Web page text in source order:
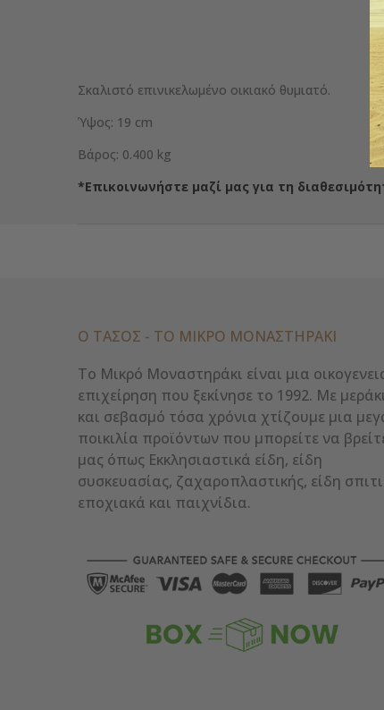
Σκαλιστό επινικελωμένο οικιακό θυμιατό.
Ύψος: 19 cm
Βάρος: 0.400 kg
*Επικοινωνήστε μαζί μας για τη
Ο ΤΑΣΟΣ - ΤΟ ΜΙΚΡΌ ΜΟΝΑΣΤΗΡΆΚΙ
Το Μικρό Μοναστηράκι είναι μια
επιχείρηση που ξεκίνησε το 1992. Με
και σεβασμό τόσα χρόνια χτίζουμε μια
ποικιλία προϊόντων που μπορείτε να
μας όπως Εκκλησιαστικά είδη, είδη
συσκευασίας, ζαχαροπλαστικής, είδη
εποχιακά και παιχνίδια.